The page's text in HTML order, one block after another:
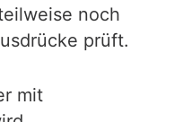
noch
prüft.
mit